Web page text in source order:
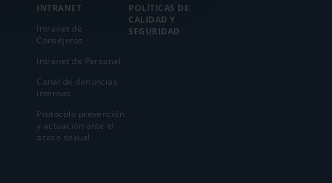
INTRANET
Intranet de
Consejeros
Intranet de Personal
Canal de denuncias
internas
Protocolo prevención
y actuación ante el
acoso sexual
POLÍTICAS DE
CALIDAD Y
SEGURIDAD